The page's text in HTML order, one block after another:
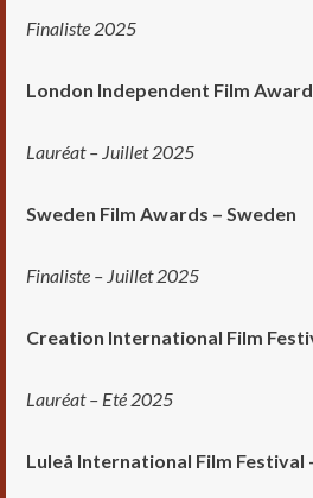
Finaliste 2025
London Independent Film
Lauréat – Juillet 2025
Sweden Film Awards – Sweden
Finaliste – Juillet 2025
Creation International Film
Lauréat – Eté 2025
Luleå International Film Festival